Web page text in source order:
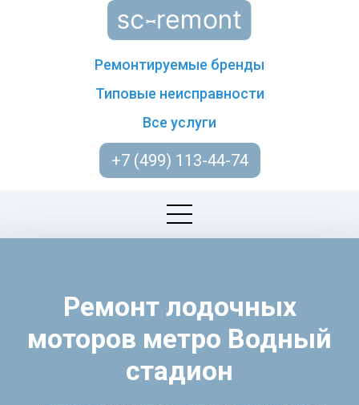
Ремонтируемые бренды
Типовые неисправности
Все услуги
+7 (499) 113-44-74
Ремонт лодочных
моторов метро Водный
стадион